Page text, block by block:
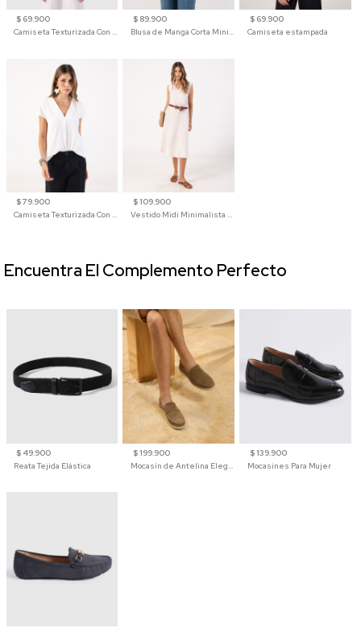
$ 69.900
Camiseta Texturizada Con Hombro Caído Para Mujer
$ 89.900
Blusa de Manga Corta Minimalista para Mujer
$ 69.900
Camiseta estampada
$ 79.900
Camiseta Texturizada Con Cuello En V Para Mujer
$ 109.900
Vestido Midi Minimalista De Silueta Amplia
$ 49.900
Reata Tejida Elástica
$ 199.900
$ 139.900
Mocasines Para Mujer
Encuentra El Complemento Perfecto